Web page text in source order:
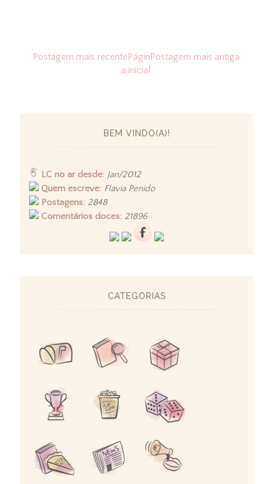
Postagem mais recente Postagem mais antiga
Págin
a inicial
BEM VINDO(A)!
LC no ar desde: Jan/2012
Quem escreve: Flavia Penido
Postagens: 2848
Comentários doces: 21896
CATEGORIAS